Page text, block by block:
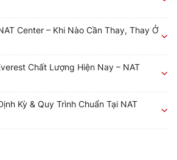
Center – Khi Nào Cần Thay, Thay Ở
Chất Lượng Hiện Nay – NAT
Kỳ & Quy Trình Chuẩn Tại NAT